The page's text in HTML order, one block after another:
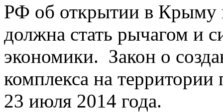
РФ об открытии в Крыму
должна стать рычагом и
экономики. Закон о
комплекса на
23 июля 2014 года.